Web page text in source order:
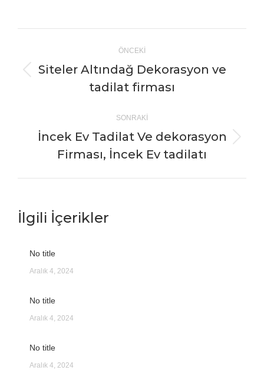
navigation
ÖNCEKI
Önceki
yazı:
Siteler Altındağ Dekorasyon ve
tadilat firması
SONRAKI
Sonraki
Yazı:
İncek Ev Tadilat Ve dekorasyon
Firması, İncek Ev tadilatı
İlgili İçerikler
No title
Aralık 4, 2024
No title
Aralık 4, 2024
No title
Aralık 4, 2024